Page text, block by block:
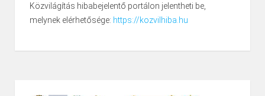
Közvilágítás hibabejelentő portálon jelentheti be,
melynek elérhetősége: https://kozvilhiba.hu